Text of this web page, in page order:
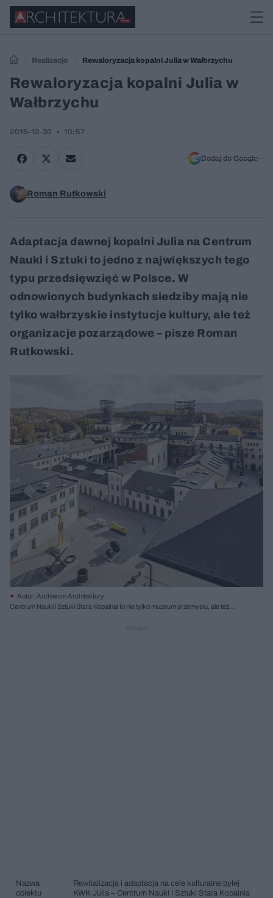
Realizacje Rewaloryzacja kopalni Julia w Wałbrzychu
Rewaloryzacja kopalni Julia w
Wałbrzychu
2015-12-30 10:57
Dodaj do Google
Roman Rutkowski
Adaptacja dawnej kopalni Julia na Centrum
Nauki i Sztuki to jedno z największych tego
typu przedsięwzięć w Polsce. W
odnowionych budynkach siedziby mają nie
tylko wałbrzyskie instytucje kultury, ale też
organizacje pozarządowe – pisze Roman
Rutkowski.
Autor: Archiwum Architektury
Centrum Nauki i Sztuki Stara Kopalnia to nie tylko muzeum przemysłu, ale też
Centrum Ceramiki Unikatowej, Centrum Wystaw Czasowych, kilku organizacji
Nazwa
obiektu
Rewitalizacja i adaptacja na cele kulturalne byłej
KWK Julia – Centrum Nauki i Sztuki Stara Kopalnia